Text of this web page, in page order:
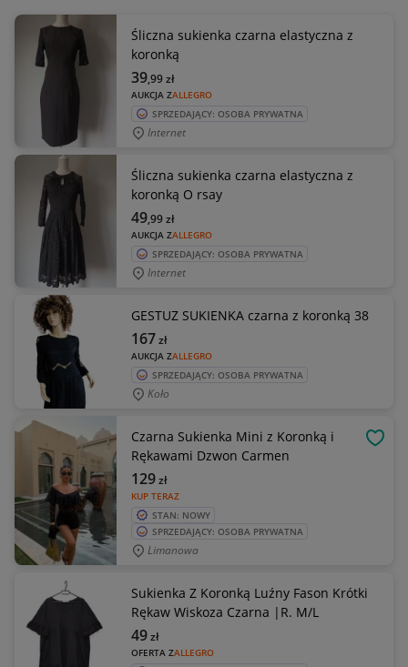
Śliczna sukienka czarna elastyczna z
koronką
AUKCJA ZALLEGRO
39,99zł
SPRZEDAJĄCY: OSOBA PRYWATNA
Internet
Śliczna sukienka czarna elastyczna z
koronką O rsay
AUKCJA ZALLEGRO
49,99zł
SPRZEDAJĄCY: OSOBA PRYWATNA
Internet
GESTUZ SUKIENKA czarna z koronką 38
AUKCJA ZALLEGRO
167zł
SPRZEDAJĄCY: OSOBA PRYWATNA
Koło
Czarna Sukienka Mini z Koronką i
Rękawami Dzwon Carmen
KUP TERAZ
129zł
STAN: NOWY
SPRZEDAJĄCY: OSOBA PRYWATNA
Limanowa
Sukienka Z Koronką Luźny Fason Krótki
Rękaw Wiskoza Czarna |R. M/L
OFERTA ZALLEGRO
49zł